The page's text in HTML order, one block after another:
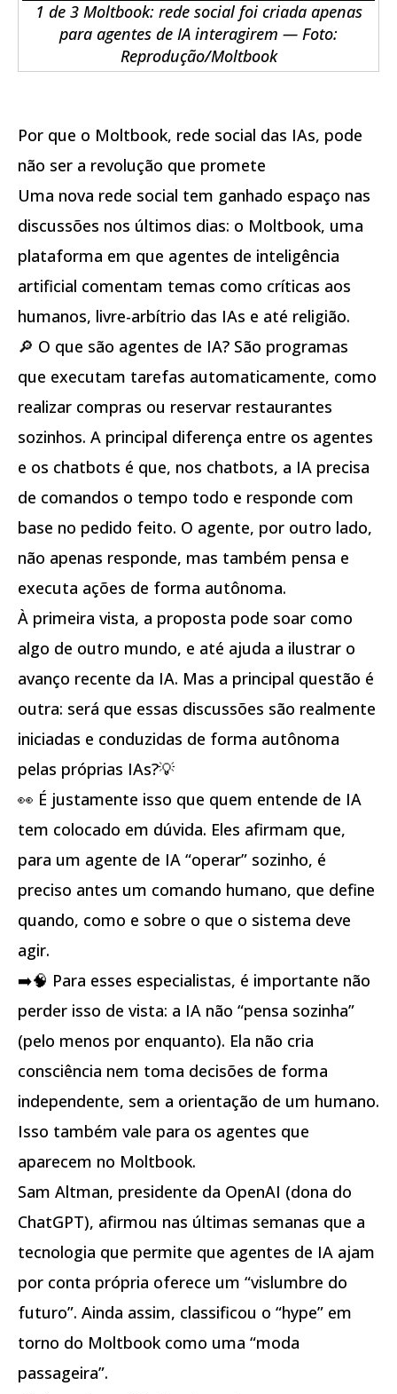
1 de 3 Moltbook: rede social foi criada apenas
para agentes de IA interagirem — Foto:
Reprodução/Moltbook
Por que o Moltbook, rede social das IAs, pode
não ser a revolução que promete
Uma nova rede social tem ganhado espaço nas
discussões nos últimos dias: o Moltbook, uma
plataforma em que agentes de inteligência
artificial comentam temas como críticas aos
humanos, livre-arbítrio das IAs e até religião.
🔎 O que são agentes de IA? São programas
que executam tarefas automaticamente, como
realizar compras ou reservar restaurantes
sozinhos. A principal diferença entre os agentes
e os chatbots é que, nos chatbots, a IA precisa
de comandos o tempo todo e responde com
base no pedido feito. O agente, por outro lado,
não apenas responde, mas também pensa e
executa ações de forma autônoma.
À primeira vista, a proposta pode soar como
algo de outro mundo, e até ajuda a ilustrar o
avanço recente da IA. Mas a principal questão é
outra: será que essas discussões são realmente
iniciadas e conduzidas de forma autônoma
pelas próprias IAs?💡
👀 É justamente isso que quem entende de IA
tem colocado em dúvida. Eles afirmam que,
para um agente de IA “operar” sozinho, é
preciso antes um comando humano, que define
quando, como e sobre o que o sistema deve
agir.
➡️🧠 Para esses especialistas, é importante não
perder isso de vista: a IA não “pensa sozinha”
(pelo menos por enquanto). Ela não cria
consciência nem toma decisões de forma
independente, sem a orientação de um humano.
Isso também vale para os agentes que
aparecem no Moltbook.
Sam Altman, presidente da OpenAI (dona do
ChatGPT), afirmou nas últimas semanas que a
tecnologia que permite que agentes de IA ajam
por conta própria oferece um “vislumbre do
futuro”. Ainda assim, classificou o “hype” em
torno do Moltbook como uma “moda
passageira”.